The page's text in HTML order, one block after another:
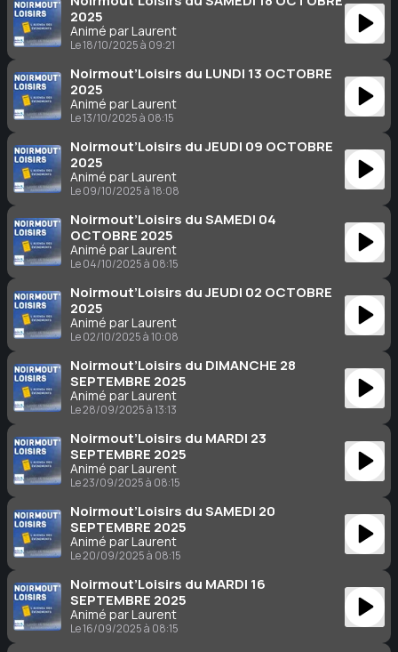
2025
Animé par Laurent
Le 18/10/2025 à 09:21
Noirmout’Loisirs du LUNDI 13 OCTOBRE
2025
Animé par Laurent
Le 13/10/2025 à 08:15
Noirmout’Loisirs du JEUDI 09 OCTOBRE
2025
Animé par Laurent
Le 09/10/2025 à 18:08
Noirmout’Loisirs du SAMEDI 04
OCTOBRE 2025
Animé par Laurent
Le 04/10/2025 à 08:15
Noirmout’Loisirs du JEUDI 02 OCTOBRE
2025
Animé par Laurent
Le 02/10/2025 à 10:08
Noirmout’Loisirs du DIMANCHE 28
SEPTEMBRE 2025
Animé par Laurent
Le 28/09/2025 à 13:13
Noirmout’Loisirs du MARDI 23
SEPTEMBRE 2025
Animé par Laurent
Le 23/09/2025 à 08:15
Noirmout’Loisirs du SAMEDI 20
SEPTEMBRE 2025
Animé par Laurent
Le 20/09/2025 à 08:15
Noirmout’Loisirs du MARDI 16
SEPTEMBRE 2025
Animé par Laurent
Le 16/09/2025 à 08:15